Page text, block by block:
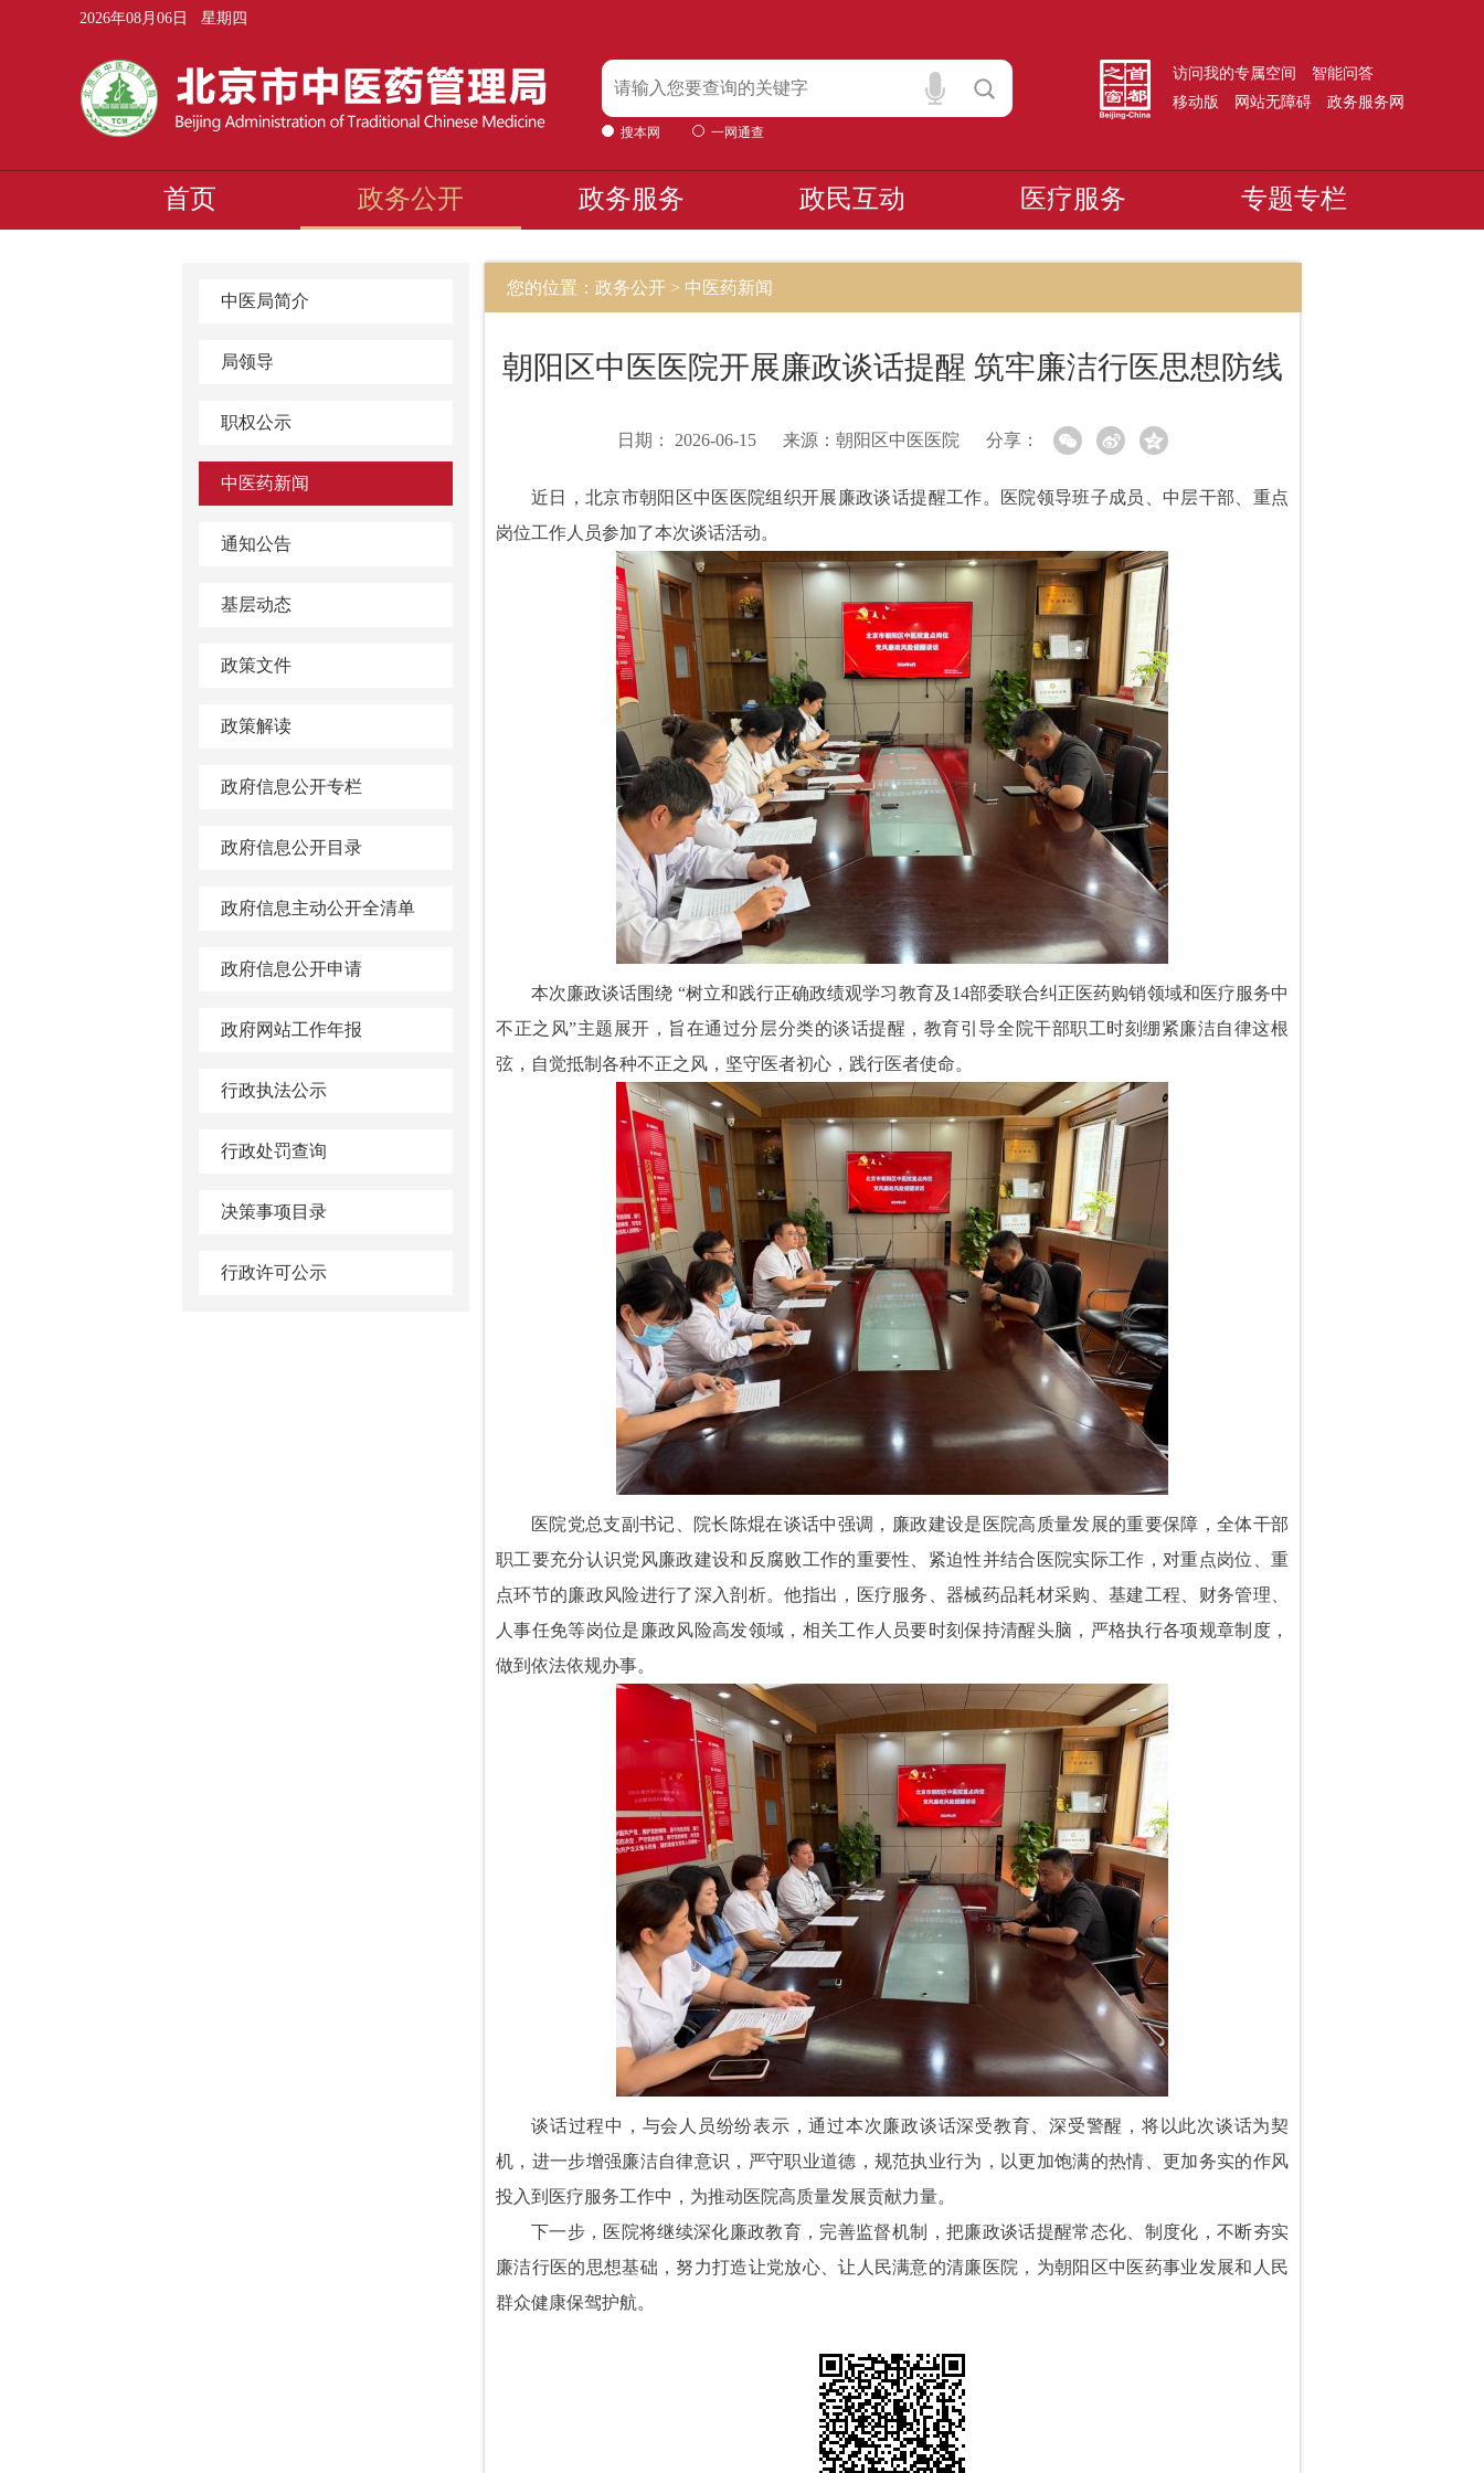
2026年08月06日 星期四
搜本网 一网通查
访问我的专属空间
智能问答
移动版
网站无障碍 政务服务网
首页 政务公开 政务服务 政民互动 医疗服务 专题专栏
中医局简介
局领导
职权公示
中医药新闻
通知公告
基层动态
政策文件
政策解读
政府信息公开专栏
政府信息公开目录
政府信息主动公开全清单
政府信息公开申请
政府网站工作年报
行政执法公示
行政处罚查询
决策事项目录
行政许可公示
您的位置：政务公开 > 中医药新闻
朝阳区中医医院开展廉政谈话提醒 筑牢廉洁行医思想防线
日期： 2026-06-15 来源： 朝阳区中医医院 分享：
近日，北京市朝阳区中医医院组织开展廉政谈话提醒工作。医院领导班子成员、中层干部、重点
岗位工作人员参加了本次谈话活动。
本次廉政谈话围绕 “树立和践行正确政绩观学习教育及14部委联合纠正医药购销领域和医疗服务中
不正之风”主题展开，旨在通过分层分类的谈话提醒，教育引导全院干部职工时刻绷紧廉洁自律这根
弦，自觉抵制各种不正之风，坚守医者初心，践行医者使命。
医院党总支副书记、院长陈焜在谈话中强调，廉政建设是医院高质量发展的重要保障，全体干部
职工要充分认识党风廉政建设和反腐败工作的重要性、紧迫性并结合医院实际工作，对重点岗位、重
点环节的廉政风险进行了深入剖析。他指出，医疗服务、器械药品耗材采购、基建工程、财务管理、
人事任免等岗位是廉政风险高发领域，相关工作人员要时刻保持清醒头脑，严格执行各项规章制度，
做到依法依规办事。
谈话过程中，与会人员纷纷表示，通过本次廉政谈话深受教育、深受警醒，将以此次谈话为契
机，进一步增强廉洁自律意识，严守职业道德，规范执业行为，以更加饱满的热情、更加务实的作风
投入到医疗服务工作中，为推动医院高质量发展贡献力量。
下一步，医院将继续深化廉政教育，完善监督机制，把廉政谈话提醒常态化、制度化，不断夯实
廉洁行医的思想基础，努力打造让党放心、让人民满意的清廉医院，为朝阳区中医药事业发展和人民
群众健康保驾护航。